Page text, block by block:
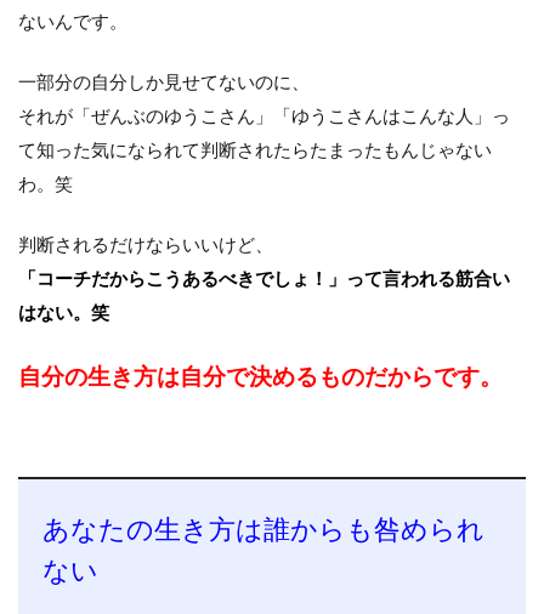
ないんです。
一部分の自分しか見せてないのに、
それが「ぜんぶのゆうこさん」「ゆうこさんはこんな人」っ
て知った気になられて判断されたらたまったもんじゃない
わ。笑
判断されるだけならいいけど、
「コーチだからこうあるべきでしょ！」って言われる筋合い
はない。笑
自分の生き方は自分で決めるものだからです。
あなたの生き方は誰からも咎められ
ない